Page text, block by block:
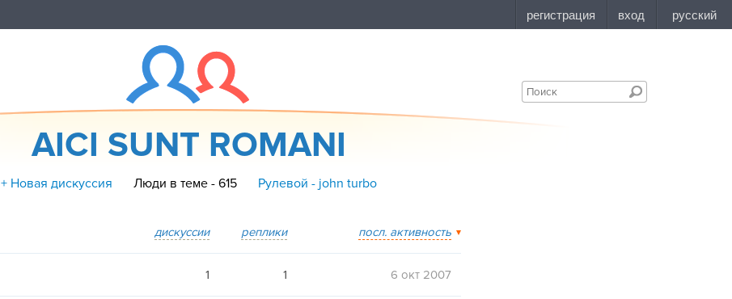
AICI SUNT ROMANI
+ Новая дискуссия Люди в теме - 615 Рулевой - john turbo
дискуссии реплики посл. активность
1 1 6 окт 2007